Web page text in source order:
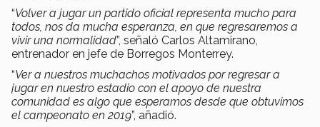
“Volver a jugar un partido oficial representa mucho para
todos, nos da mucha esperanza, en que regresaremos a
vivir una normalidad”, señaló Carlos Altamirano,
entrenador en jefe de Borregos Monterrey.
“Ver a nuestros muchachos motivados por regresar a
jugar en nuestro estadio con el apoyo de nuestra
comunidad es algo que esperamos desde que obtuvimos
el campeonato en 2019”, añadió.